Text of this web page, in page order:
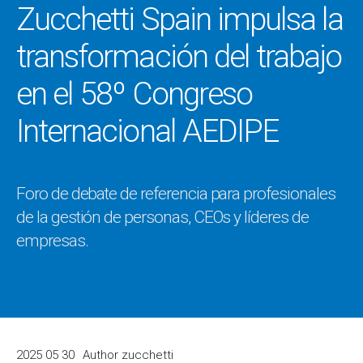
Zucchetti Spain impulsa la
transformación del trabajo
en el 58º Congreso
Internacional AEDIPE
Foro de debate de referencia para profesionales
de la gestión de personas, CEOs y líderes de
empresas.
2025 05 30 Author zucchetti